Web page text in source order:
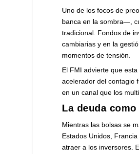
Uno de los focos de
banca en la sombra—,
tradicional. Fondos de
cambiarias y en la
momentos de tensión.
El FMI advierte que
acelerador del contagio
en un canal que los
La deuda
Mientras las bolsas se
Estados Unidos,
atraer a los inversores.